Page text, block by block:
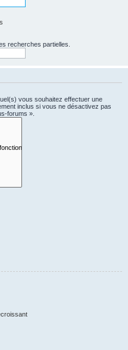
recherches partielles.
vous souhaitez effectuer une
inclus si vous ne désactivez pas
forums ».